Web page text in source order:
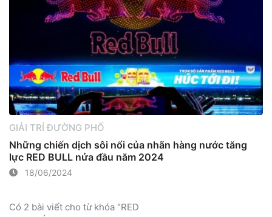
GIẢI TRÍ ĐƯỜNG PHỐ
Những chiến dịch sôi nổi của nhãn hàng nước tăng
lực RED BULL nửa đầu năm 2024
18/06/2024
Có 2 bài viết cho từ khóa "RED